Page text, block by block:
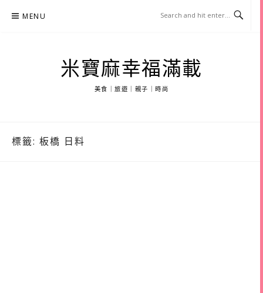
MENU
米寶麻幸福滿載
美食｜旅遊｜親子｜時尚
標籤: 板橋 日料